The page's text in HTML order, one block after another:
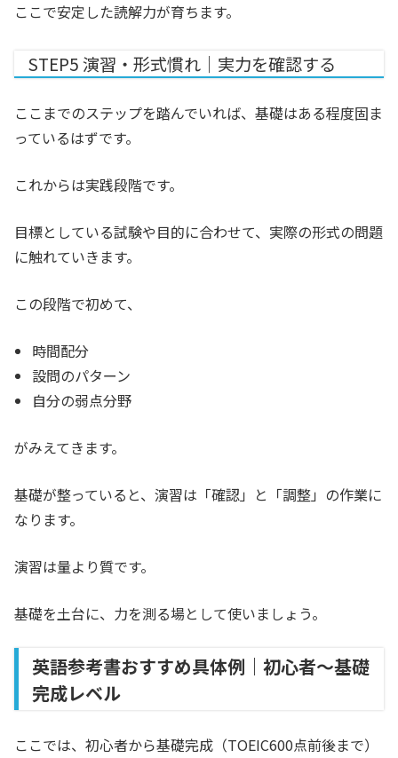
ここで安定した読解力が育ちます。
STEP5 演習・形式慣れ｜実力を確認する
ここまでのステップを踏んでいれば、基礎はある程度固ま
っているはずです。
これからは実践段階です。
目標としている試験や目的に合わせて、実際の形式の問題
に触れていきます。
この段階で初めて、
時間配分
設問のパターン
自分の弱点分野
がみえてきます。
基礎が整っていると、演習は「確認」と「調整」の作業に
なります。
演習は量より質です。
基礎を土台に、力を測る場として使いましょう。
英語参考書おすすめ具体例｜初心者〜基礎
完成レベル
ここでは、初心者から基礎完成（TOEIC600点前後まで）